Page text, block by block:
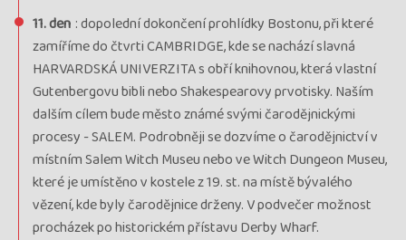
11. den : dopolední dokončení prohlídky Bostonu, při které
zamíříme do čtvrti CAMBRIDGE, kde se nachází slavná
HARVARDSKÁ UNIVERZITA s obří knihovnou, která vlastní
Gutenbergovu bibli nebo Shakespearovy prvotisky. Naším
dalším cílem bude město známé svými čarodějnickými
procesy - SALEM. Podrobněji se dozvíme o čarodějnictví v
místním Salem Witch Museu nebo ve Witch Dungeon Museu,
které je umístěno v kostele z 19. st. na místě bývalého
vězení, kde byly čarodějnice drženy. V podvečer možnost
procházek po historickém přístavu Derby Wharf.